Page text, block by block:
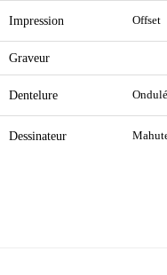
Impression Offset
Graveur
Dentelure Ondulé
Dessinateur